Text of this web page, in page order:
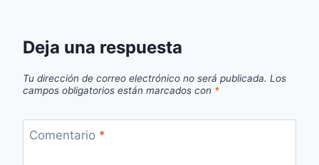
Deja una respuesta
Tu dirección de correo electrónico no será publicada. Los
campos obligatorios están marcados con *
Comentario *